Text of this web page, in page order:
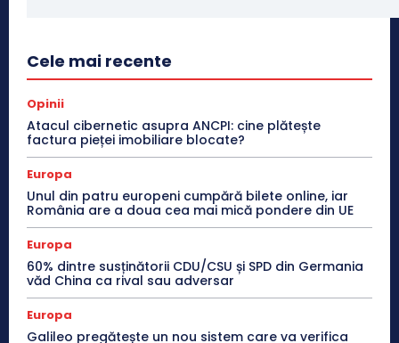
Cele mai recente
Opinii
Atacul cibernetic asupra ANCPI: cine plătește
factura pieței imobiliare blocate?
Europa
Unul din patru europeni cumpără bilete online, iar
România are a doua cea mai mică pondere din UE
Europa
60% dintre susținătorii CDU/CSU și SPD din Germania
văd China ca rival sau adversar
Europa
Galileo pregătește un nou sistem care va verifica